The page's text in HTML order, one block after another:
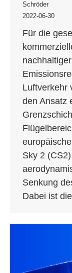
Schröder
2022-06-30
Für die
Luftverkehr
den Ansatz
Sky 2
Senkung
Dabei ist